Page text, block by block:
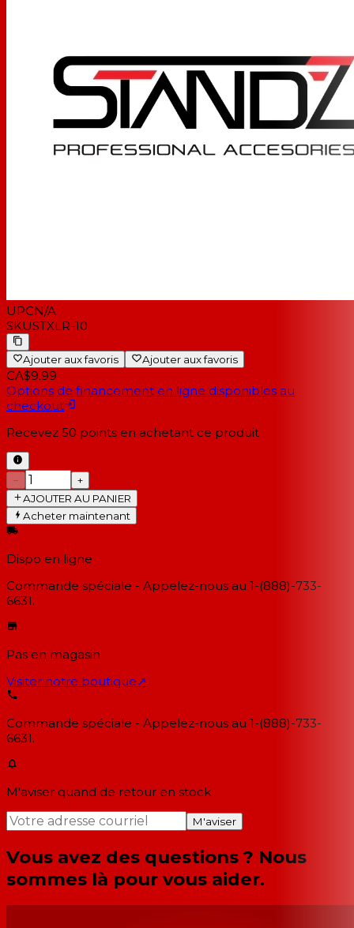
UPCN/A
SKUSTXLR-10
Ajouter aux favoris Ajouter aux favoris
CA$9.99
Options de financement en ligne disponibles au
checkout
Recevez 50 points en achetant ce produit
−
+
AJOUTER AU PANIER
Acheter maintenant
Dispo en ligne
Commande spéciale - Appelez-nous au 1-(888)-733-
6631.
Pas en magasin
Visiter notre boutique↗
Commande spéciale - Appelez-nous au 1-(888)-733-
6631.
M'aviser quand de retour en stock
M'aviser
Vous avez des questions ? Nous
sommes là pour vous aider.